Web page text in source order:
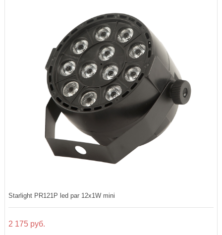
Starlight PR121P led par 12x1W mini
2 175 руб.